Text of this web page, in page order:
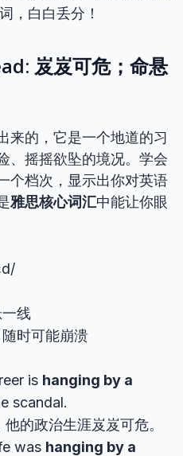
，白白丢分！
岌岌可危；命悬
来的，它是一个地道的习
、摇摇欲坠的境况。学会
个档次，显示出你对英语
雅思核心词汇中能让你眼
线
时可能崩溃
is hanging by a
scandal.
的政治生涯岌岌可危。
was hanging by a